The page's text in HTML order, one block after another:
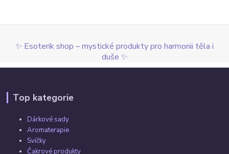
✨ Esoterik shop – mystické produkty pro harmonii těla i
duše ✨
Top kategorie
Dárkové sady
Aromaterapie
Svíčky
Čakrové produkty